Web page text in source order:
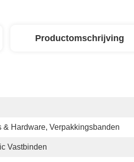
Productomschrijving
& Hardware, Verpakkingsbanden
Vastbinden